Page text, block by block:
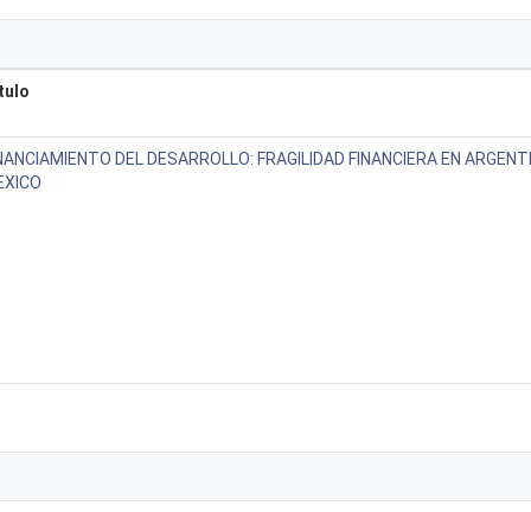
DEL DESARROLLO: FRAGILIDAD FINANCIERA EN